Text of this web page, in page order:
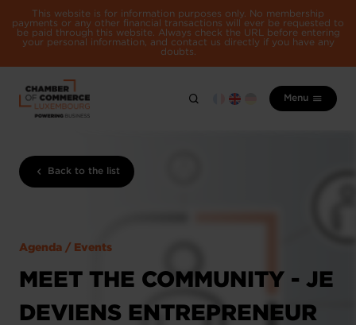
This website is for information purposes only. No membership
payments or any other financial transactions will ever be requested to
be paid through this website. Always check the URL before entering
your personal information, and contact us directly if you have any
doubts.
Menu
Back to the list
Agenda / Events
MEET THE COMMUNITY - JE
DEVIENS ENTREPRENEUR